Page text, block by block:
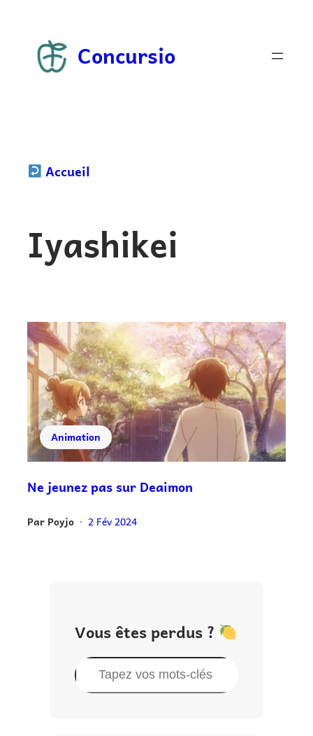
contenu
Concursio
Accueil
Iyashikei
Animation
Ne jeunez pas sur Deaimon
Par Poyjo • 2 Fév 2024
Vous êtes perdus ?
R
e